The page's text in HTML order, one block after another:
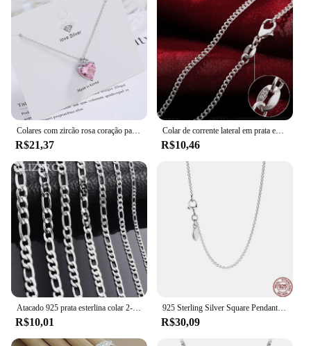
R$21,37
Colar de corrente lateral em prata esterlina 925 para homens e mulheres, joias de casamento, 2mm largura, 40-75cm comprimento, moda
R$10,46
R$10,01
925 Sterling Silver Square Pendant Necklace, Fit Original Pandora, Presentes de Jóias Clássicos, Brilhante, Redondo, Corações, DIY, Casal
R$30,09